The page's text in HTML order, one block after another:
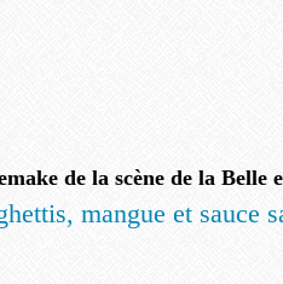
de la scène de la Belle
mangue et sauce